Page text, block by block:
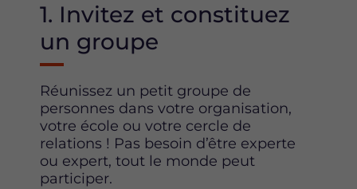
1. Invitez et constituez
un groupe
Réunissez un petit groupe de
personnes dans votre organisation,
votre école ou votre cercle de
relations ! Pas besoin d’être experte
ou expert, tout le monde peut
participer.